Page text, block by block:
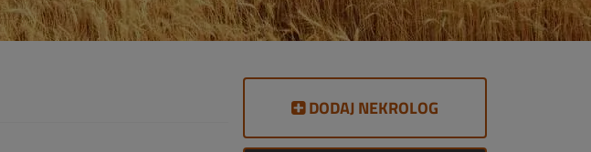
DODAJ NEKROLOG